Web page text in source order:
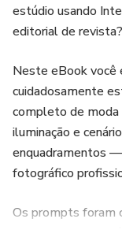
estúdio usando
editorial de revista?
Neste eBook você
cuidadosamente
completo de
iluminação e
enquadramentos
fotográfico
Os prompts foram